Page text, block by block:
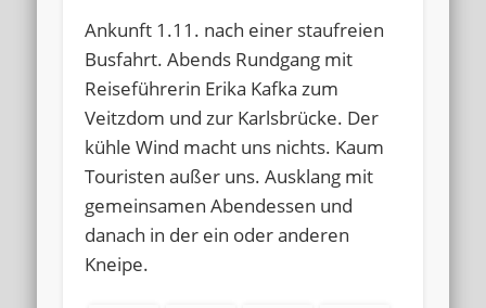
Ankunft 1.11. nach einer staufreien
Busfahrt. Abends Rundgang mit
Reiseführerin Erika Kafka zum
Veitzdom und zur Karlsbrücke. Der
kühle Wind macht uns nichts. Kaum
Touristen außer uns. Ausklang mit
gemeinsamen Abendessen und
danach in der ein oder anderen
Kneipe.